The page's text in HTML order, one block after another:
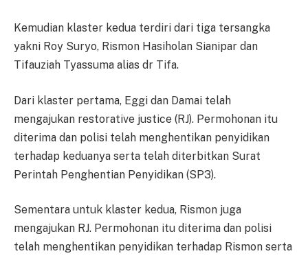
Kemudian klaster kedua terdiri dari tiga tersangka
yakni Roy Suryo, Rismon Hasiholan Sianipar dan
Tifauziah Tyassuma alias dr Tifa.
Dari klaster pertama, Eggi dan Damai telah
mengajukan restorative justice (RJ). Permohonan itu
diterima dan polisi telah menghentikan penyidikan
terhadap keduanya serta telah diterbitkan Surat
Perintah Penghentian Penyidikan (SP3).
Sementara untuk klaster kedua, Rismon juga
mengajukan RJ. Permohonan itu diterima dan polisi
telah menghentikan penyidikan terhadap Rismon serta